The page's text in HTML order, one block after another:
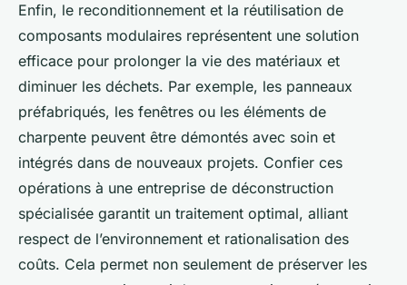
Enfin, le reconditionnement et la réutilisation de
composants modulaires représentent une solution
efficace pour prolonger la vie des matériaux et
diminuer les déchets. Par exemple, les panneaux
préfabriqués, les fenêtres ou les éléments de
charpente peuvent être démontés avec soin et
intégrés dans de nouveaux projets. Confier ces
opérations à une entreprise de déconstruction
spécialisée garantit un traitement optimal, alliant
respect de l’environnement et rationalisation des
coûts. Cela permet non seulement de préserver les